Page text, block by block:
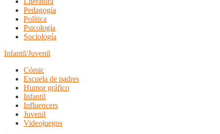
Pedagogía
Política
Psicología
Sociología
Infantil/Juvenil
Cómic
Escuela de padres
Humor gráfico
Infantil
Influencers
Juvenil
Videojuegos